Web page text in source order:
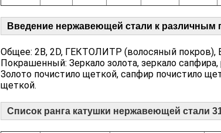
Введение нержавеющей стали к различным
Общее: 2B, 2D, ГЕКТОЛИТР (волосяный покров),
Покрашенный: Зеркало золота, зеркало
Золото почистило щеткой, сапфир почистило
щеткой.
Список ранга катушки нержавеющей стали